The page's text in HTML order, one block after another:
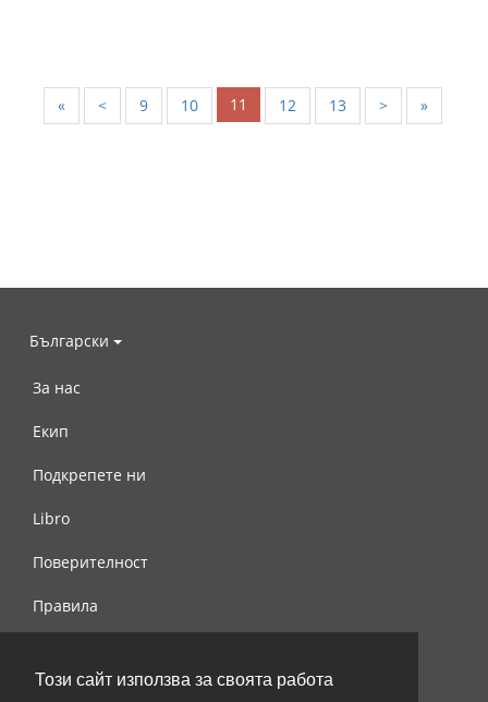
Този сайт използва за своята работа
« < 9 10 11 12 13 > »
Български
За нас
Екип
Подкрепете ни
Libro
Поверителност
Правила